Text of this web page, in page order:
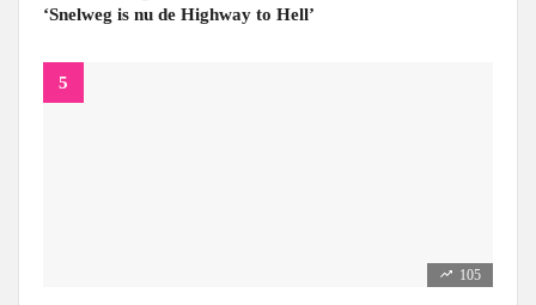
‘Snelweg is nu de Highway to Hell’
105